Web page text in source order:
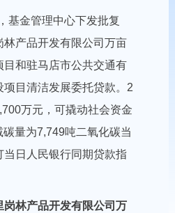
基金管理中心下发批复
林产品开发有限公司万亩
和驻马店市公共交通有
项目清洁发展委托贷款。2
万元，可撬动社会资金
量为7,749吨二氧化碳当
日人民银行同期贷款指
岗林产品开发有限公司万